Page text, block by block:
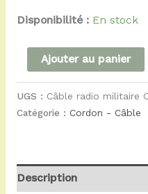
Disponibilité : En stock
Ajouter au panier
UGS : Câble radio militaire
Catégorie : Cordon - Câble
Description